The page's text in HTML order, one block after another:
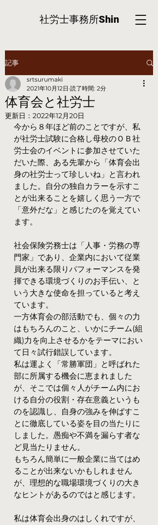
社労士事務所Shin
記事
体育会と社労士
srtsurumaki
2021年10月12日 読了時間: 2分
更新日： 2022年12月20日
今から８年ほど前のことですが、私
が社労士試験に合格し母校のＯＢ社
労士会のイベントに参加させていた
だいた際、ある先輩から「体育会出
身の社労士って珍しいね」と言われ
ました。自分の独自カラーを示すこ
とが出来ることを嬉しく思う一方で
「意外だな」と感じたのを覚えてい
ます。
社会保険労務士は「人事・労務の専
門家」であり、企業内において従業
員が出来る限りパフォーマンスを発
揮できる環境づくりのお手伝い、と
いう大きな使命を担っていると考え
ています。
一方体育会の部活動でも、個々の力
はもちろんのこと、いかにチーム(組
織)力を向上させるかをテーマにおい
て日々試行錯誤しています。
私は運よく「常勝軍団」と呼ばれた
部に所属する機会に恵まれました
が、そこでは個々人がチーム内にお
ける自分の役割・存在意義というも
のを認識し、自身の強みを伸ばすこ
とに徹底している姿を目の当たりに
しました。愚痴や不満を漏らす者な
ど見当たりません。
もちろん簡単に一般企業に当てはめ
ることが出来ないかもしれません
が、理想的な職場環境づくりの大き
なヒントがあるのではと感じます。
私は体育会出身のはしくれですが、